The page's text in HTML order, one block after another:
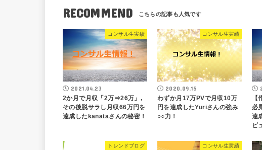
RECOMMEND
コンサル生実績
2021.04.23
2か月で月収「2万⇒26万」,
その後脱サラし月収66万円を
達成したkanataさんの秘密！
コンサル生実績
2020.09.15
わずか月17万PVで月収10万
円を達成したYuriさんの強み
○○力！
必
達
ビ
トレンドブログ コンサル生実績